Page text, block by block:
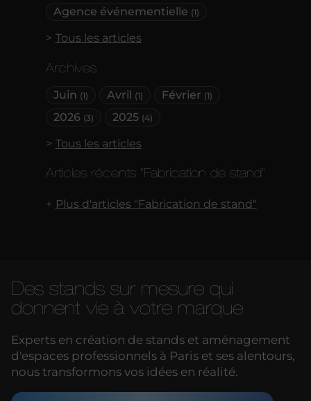
Agence événementielle (1)
Tous les articles
Archives
Juin (1) Avril (1) Février (1)
2026 (3) 2025 (4)
Tous les articles
Articles récents "Fabrication de stand"
Plus d'articles "Fabrication de stand"
Des stands sur mesure qui
donnent vie à votre marque
Experts en création de stands et aménagement
d'espaces professionnels à Paris et ses alentours,
nous transformons vos idées en réalité.